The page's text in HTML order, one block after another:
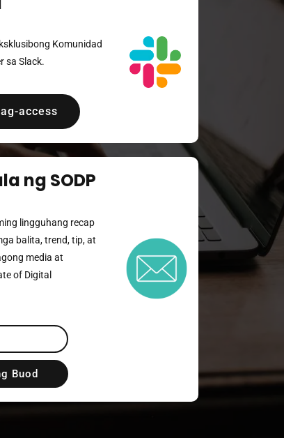
Komunidad
sa Slack.
access
ng SODP
lingguhang recap
balita, trend, tip, at
media at
of Digital
Buod